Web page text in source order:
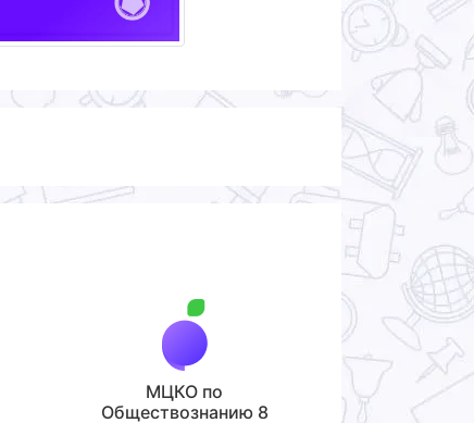
МЦКО по
Обществознанию 8